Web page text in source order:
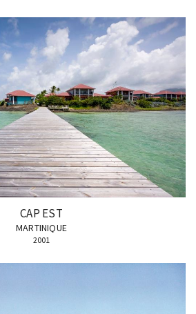
CAP EST
MARTINIQUE
2001